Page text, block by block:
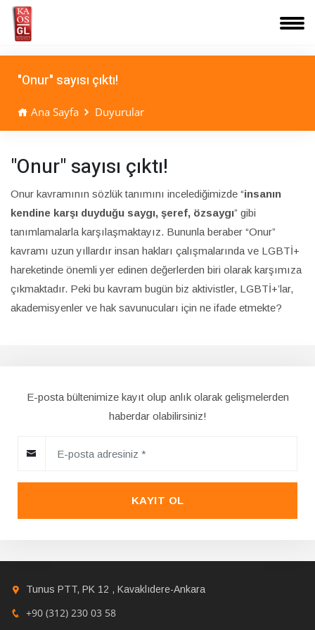
"Onur" sayısı çıktı!
Ana Sayfa Duyurular
"Onur" sayısı çıktı!
Onur kavramının sözlük tanımını incelediğimizde “insanın
kendine karşı duyduğu saygı, şeref, özsaygı” gibi
tanımlamalarla karşılaşmaktayız. Bununla beraber “Onur”
kavramı uzun yıllardır insan hakları çalışmalarında ve LGBTİ+
hareketinde önemli yer edinen değerlerden biri olarak karşımıza
çıkmaktadır. Peki bu kavram bugün biz aktivistler, LGBTİ+’lar,
akademisyenler ve hak savunucuları için ne ifade etmekte?
E-posta bültenimize kayıt olup anlık olarak gelişmelerden
haberdar olabilirsiniz!
KAYIT OL
Tunus PTT, PK 12 , Kavaklıdere-Ankara
+90 (312) 230 03 58